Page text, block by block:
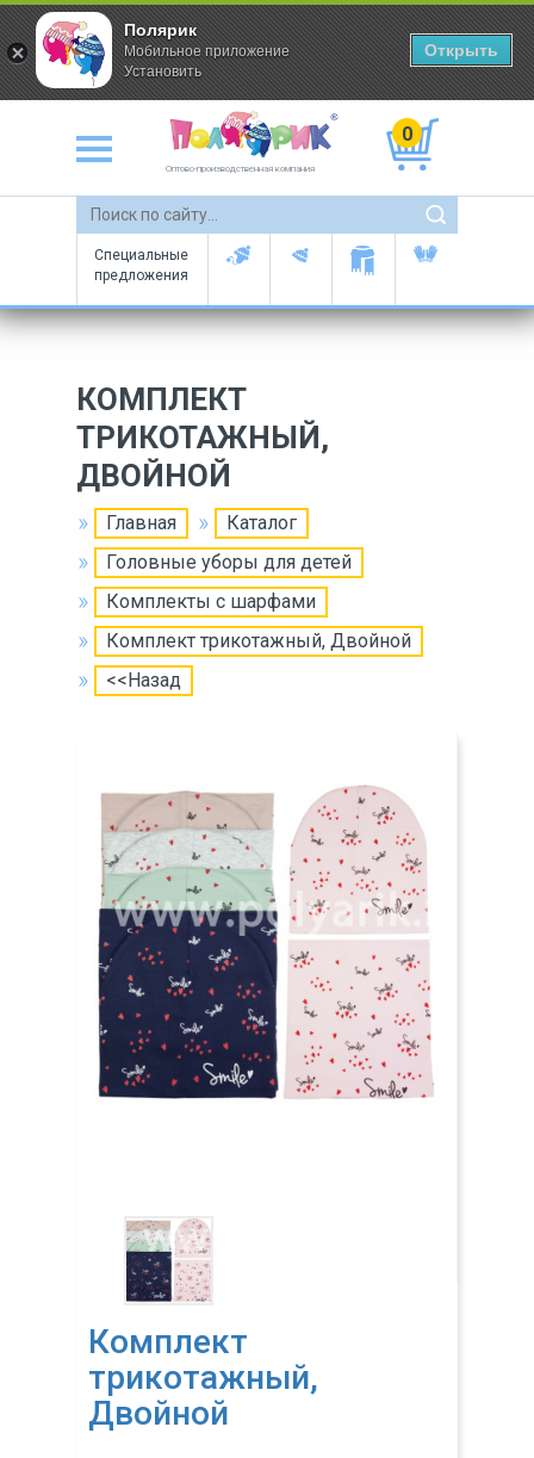
Оптово-производственная компания
0
Специальные
предложения
КОМПЛЕКТ
ТРИКОТАЖНЫЙ,
ДВОЙНОЙ
Главная
Каталог
Головные уборы для детей
Комплекты с шарфами
Комплект трикотажный, Двойной
<<Назад
Комплект
трикотажный,
Двойной
Полярик
Мобильное приложение
Установить
Открыть